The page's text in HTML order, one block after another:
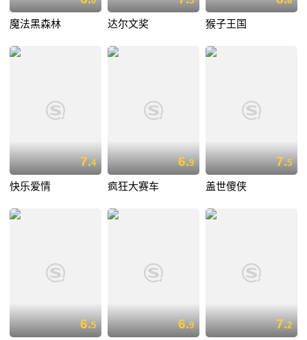
魔法黑森林 达尔文奖 猴子王国
7.4
快乐爱情
6.9
疯狂大赛车
7.5
盖世傻侠
6.5 6.9 7.2